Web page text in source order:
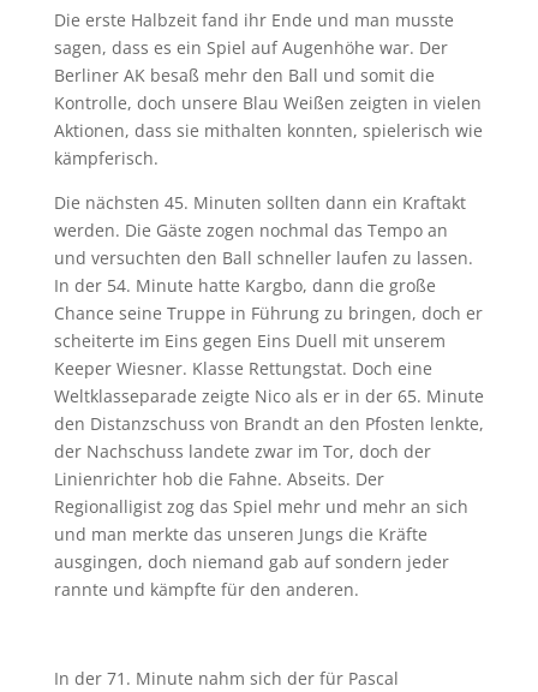
Die erste Halbzeit fand ihr Ende und man musste
sagen, dass es ein Spiel auf Augenhöhe war. Der
Berliner AK besaß mehr den Ball und somit die
Kontrolle, doch unsere Blau Weißen zeigten in vielen
Aktionen, dass sie mithalten konnten, spielerisch wie
kämpferisch.
Die nächsten 45. Minuten sollten dann ein Kraftakt
werden. Die Gäste zogen nochmal das Tempo an
und versuchten den Ball schneller laufen zu lassen.
In der 54. Minute hatte Kargbo, dann die große
Chance seine Truppe in Führung zu bringen, doch er
scheiterte im Eins gegen Eins Duell mit unserem
Keeper Wiesner. Klasse Rettungstat. Doch eine
Weltklasseparade zeigte Nico als er in der 65. Minute
den Distanzschuss von Brandt an den Pfosten lenkte,
der Nachschuss landete zwar im Tor, doch der
Linienrichter hob die Fahne. Abseits. Der
Regionalligist zog das Spiel mehr und mehr an sich
und man merkte das unseren Jungs die Kräfte
ausgingen, doch niemand gab auf sondern jeder
rannte und kämpfte für den anderen.
In der 71. Minute nahm sich der für Pascal